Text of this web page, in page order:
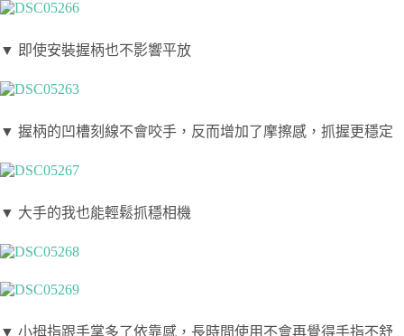
▼ 即使安裝握柄也不影響平放
▼ 握柄的凹槽刻線不會咬手，反而增加了摩擦感，抓握更穩定
▼ 大手的我也能輕鬆抓穩相機
▼ 小拇指跟手掌多了依靠感，長時間使用不會再覺得手指不舒